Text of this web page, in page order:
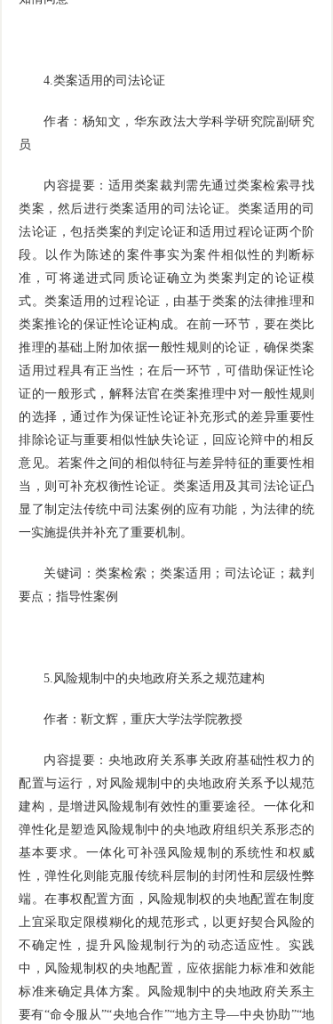
4.类案适用的司法论证
作者：杨知文，华东政法大学科学研究院副研究
员
内容提要：适用类案裁判需先通过类案检索寻找
类案，然后进行类案适用的司法论证。类案适用的司
法论证，包括类案的判定论证和适用过程论证两个阶
段。以作为陈述的案件事实为案件相似性的判断标
准，可将递进式同质论证确立为类案判定的论证模
式。类案适用的过程论证，由基于类案的法律推理和
类案推论的保证性论证构成。在前一环节，要在类比
推理的基础上附加依据一般性规则的论证，确保类案
适用过程具有正当性；在后一环节，可借助保证性论
证的一般形式，解释法官在类案推理中对一般性规则
的选择，通过作为保证性论证补充形式的差异重要性
排除论证与重要相似性缺失论证，回应论辩中的相反
意见。若案件之间的相似特征与差异特征的重要性相
当，则可补充权衡性论证。类案适用及其司法论证凸
显了制定法传统中司法案例的应有功能，为法律的统
一实施提供并补充了重要机制。
关键词：类案检索；类案适用；司法论证；裁判
要点；指导性案例
5.风险规制中的央地政府关系之规范建构
作者：靳文辉，重庆大学法学院教授
内容提要：央地政府关系事关政府基础性权力的
配置与运行，对风险规制中的央地政府关系予以规范
建构，是增进风险规制有效性的重要途径。一体化和
弹性化是塑造风险规制中的央地政府组织关系形态的
基本要求。一体化可补强风险规制的系统性和权威
性，弹性化则能克服传统科层制的封闭性和层级性弊
端。在事权配置方面，风险规制权的央地配置在制度
上宜采取定限模糊化的规范形式，以更好契合风险的
不确定性，提升风险规制行为的动态适应性。实践
中，风险规制权的央地配置，应依据能力标准和效能
标准来确定具体方案。风险规制中的央地政府关系主
要有“命令服从”“央地合作”“地方主导—中央协助”“地